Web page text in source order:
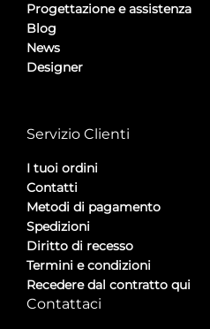
Progettazione e assistenza
Blog
News
Designer
Servizio Clienti
I tuoi ordini
Contatti
Metodi di pagamento
Spedizioni
Diritto di recesso
Termini e condizioni
Recedere dal contratto qui
Contattaci